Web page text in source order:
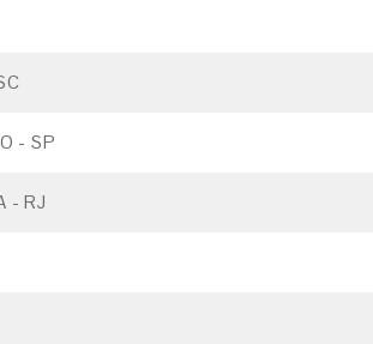
- SP
- RJ